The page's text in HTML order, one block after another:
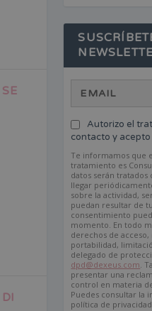
Autorizo el
contacto y acepto
Te informamos que
tratamiento es
datos serán tratados
llegar
sobre la actividad,
puedan resultar de
consentimiento
momento. En todo
derechos de
portabilidad,
delegado de
dpd@dexeus.com.
presentar una
control en materia
Puedes consultar la
política de